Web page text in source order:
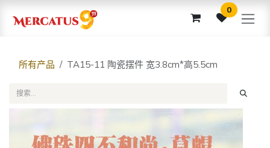
0
所有产品 TA15-11 陶瓷摆件 宽3.8cm*高5.5cm